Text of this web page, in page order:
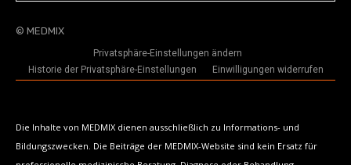
© MEDMIX
Privatsphäre-Einstellungen ändern
Historie der Privatsphäre-Einstellungen
Einwilligungen widerrufen
Die Inhalte von MEDMIX dienen ausschließlich zu Informations- und
Bildungszwecken. Die Beiträge der MEDMIX-Website sind kein Ersatz für